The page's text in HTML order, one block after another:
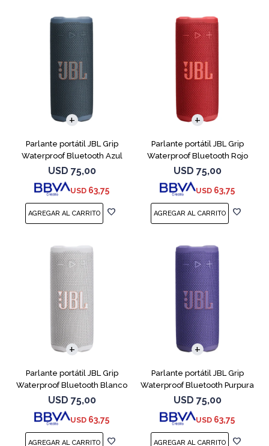
Parlante portátil JBL Grip
Waterproof Bluetooth Azul
USD 75,00
USD 63,75
Parlante portátil JBL Grip
Waterproof Bluetooth Rojo
USD 75,00
USD 63,75
Parlante portátil JBL Grip
Waterproof Bluetooth Blanco
USD 75,00
USD 63,75
Parlante portátil JBL Grip
Waterproof Bluetooth Purpura
USD 75,00
USD 63,75